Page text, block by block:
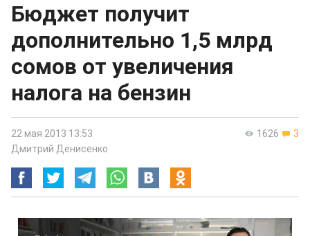
Бюджет получит
дополнительно 1,5 млрд
сомов от увеличения
налога на бензин
1626 3
22 мая 2013 13:53
Дмитрий Денисенко